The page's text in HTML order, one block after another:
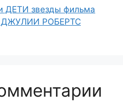
ДЕТИ звезды фильма
ДЖУЛИИ РОБЕРТС